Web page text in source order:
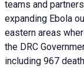
teams and
expanding Ebola
eastern areas
the DRC
including 967